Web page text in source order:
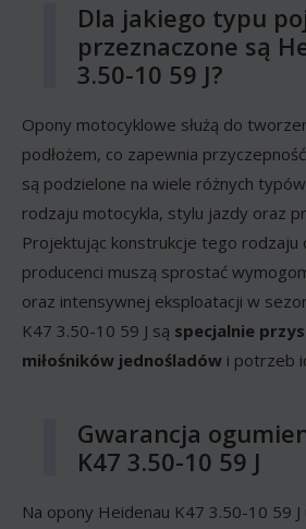
Dla jakiego typu
przeznaczone są
3.50-10 59 J?
Opony motocyklowe służą do
podłożem, co zapewnia
są podzielone na wiele różnych
rodzaju motocykla, stylu jazdy oraz
Projektując konstrukcje tego rodzaju
producenci muszą sprostać
oraz intensywnej eksploatacji w
K47 3.50-10 59 J są specjalnie
miłośników jednośladów i potrzeb
Gwarancja
K47 3.50-10 59 J
Na opony Heidenau K47 3.50-10 59